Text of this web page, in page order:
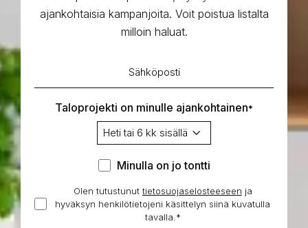
ajankohtaisia kampanjoita. Voit poistua listalta
milloin haluat.
Sähköposti
Taloprojekti on minulle ajankohtainen*
Minulla
jo
tontti
Minulla on jo tontti
Hyväksyn
henkilötietojeni
käsittelyn
Olen tutustunut tietosuojaselosteeseen ja
hyväksyn henkilötietojeni käsittelyn siinä kuvatulla
tavalla. *